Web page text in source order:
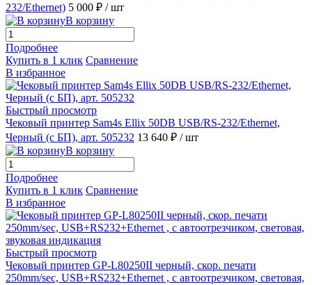
232/Ethernet) 5 000 ₽ / шт
В корзину
Подробнее
Купить в 1 клик Сравнение
В избранное
Быстрый просмотр
Чековый принтер Sam4s Ellix 50DB USB/RS-232/Ethernet,
Черный (с БП), арт. 505232 13 640 ₽ / шт
В корзину
Подробнее
Купить в 1 клик Сравнение
В избранное
Быстрый просмотр
Чековый принтер GP-L80250II черный, скор. печати
250mm/sec, USB+RS232+Ethernet , c автоотрезчиком, световая,